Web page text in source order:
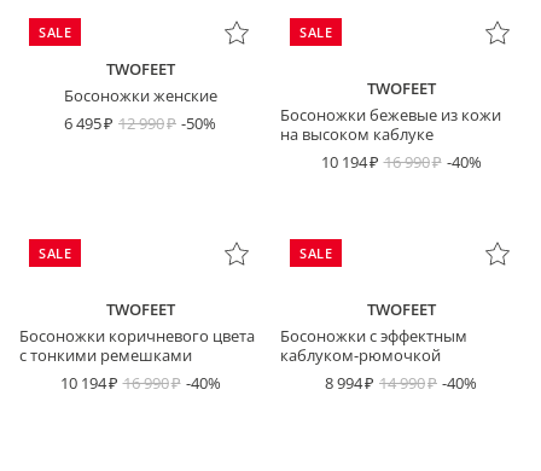
SALE
TWOFEET
Босоножки женские
6 495
12 990 -50%
SALE
TWOFEET
Босоножки бежевые из кожи
на высоком каблуке
10 194
16 990 -40%
SALE
TWOFEET
Босоножки коричневого цвета
с тонкими ремешками
10 194
16 990 -40%
SALE
TWOFEET
Босоножки с эффектным
каблуком-рюмочкой
8 994
14 990 -40%